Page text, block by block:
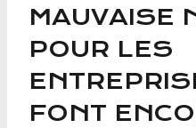
MAUVAISE
POUR LES
FONT